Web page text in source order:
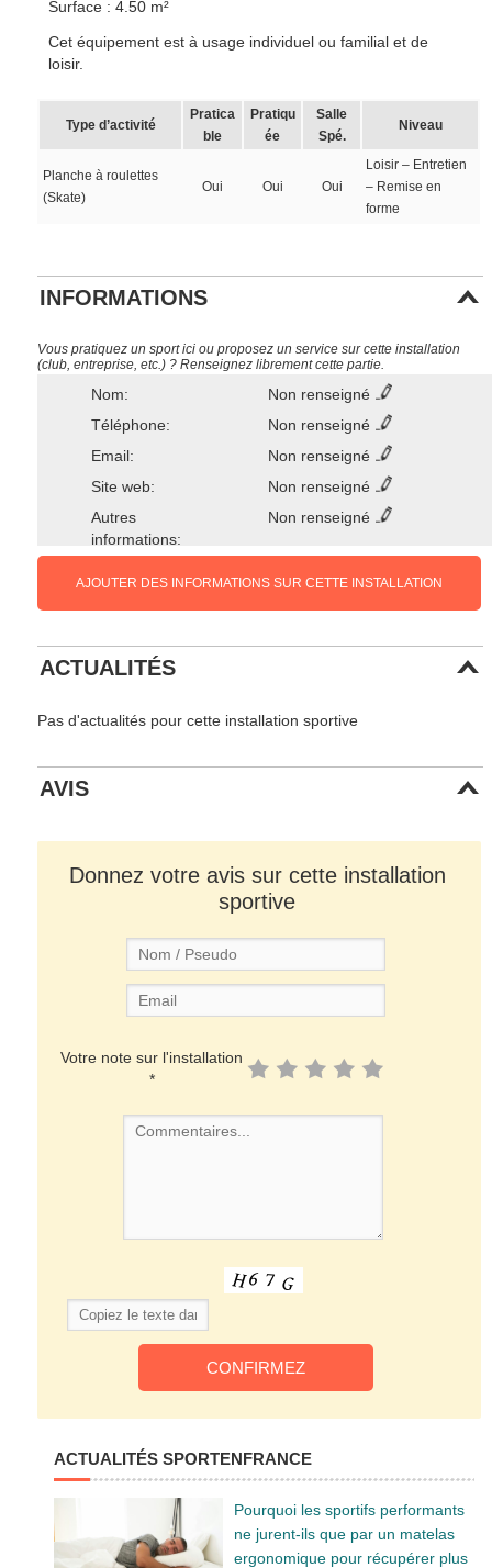
Surface : 4.50 m²
Cet équipement est à usage individuel ou familial et de
loisir.
Type d’activité
Pratica
ble
Pratiqu
ée
Salle
Spé.
Niveau
Planche à roulettes
(Skate)
Oui Oui Oui
Loisir – Entretien
– Remise en
forme
INFORMATIONS
Vous pratiquez un sport ici ou proposez un service sur cette installation
(club, entreprise, etc.) ? Renseignez librement cette partie.
Nom:
Non renseigné
Téléphone:
Non renseigné
Email:
Non renseigné
Site web:
Non renseigné
Autres
informations:
Non renseigné
AJOUTER DES INFORMATIONS SUR CETTE INSTALLATION
ACTUALITÉS
Pas d'actualités pour cette installation sportive
AVIS
Donnez votre avis sur cette installation
sportive
Votre note sur l'installation
*
ACTUALITÉS SPORTENFRANCE
Pourquoi les sportifs performants
ne jurent-ils que par un matelas
ergonomique pour récupérer plus